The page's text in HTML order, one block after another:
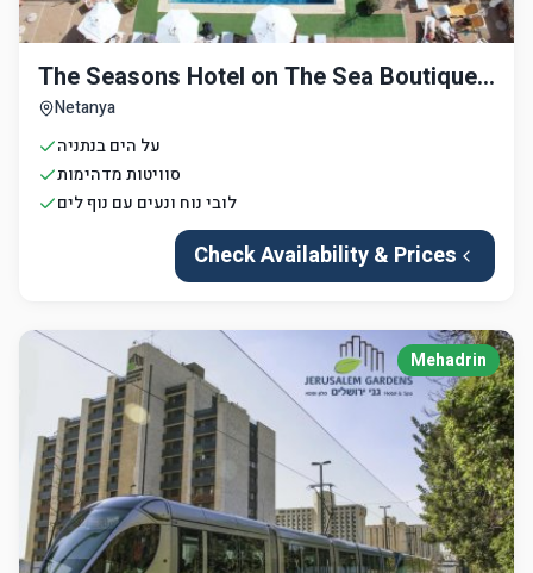
The Seasons Hotel on The Sea Boutique
Hotel
Netanya
על הים בנתניה
סוויטות מדהימות
לובי נוח ונעים עם נוף לים
Check Availability & Prices
Mehadrin